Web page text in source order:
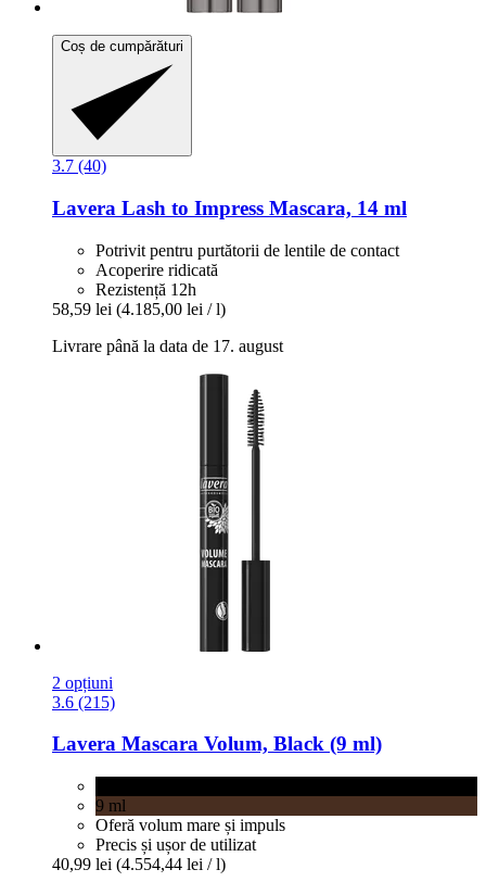
Coș de cumpărături
3.7 (40)
Lavera Lash to Impress Mascara, 14 ml
Potrivit pentru purtătorii de lentile de contact
Acoperire ridicată
Rezistență 12h
58,59 lei (4.185,00 lei / l)
Livrare până la data de 17. august
2 opțiuni
3.6 (215)
Lavera Mascara Volum, Black (9 ml)
9 ml
Oferă volum mare și impuls
Precis și ușor de utilizat
40,99 lei (4.554,44 lei / l)